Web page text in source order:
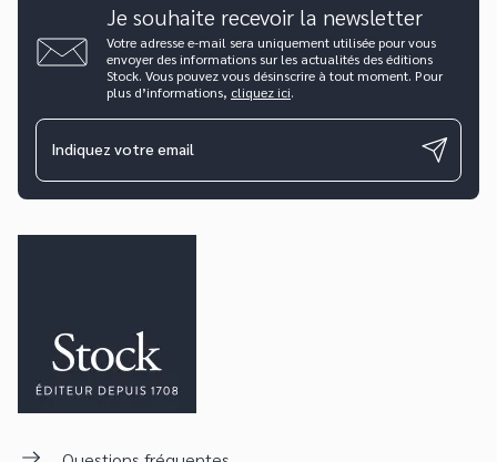
Je souhaite recevoir la newsletter
Votre adresse e-mail sera uniquement utilisée pour vous
envoyer des informations sur les actualités des éditions
Stock. Vous pouvez vous désinscrire à tout moment. Pour
plus d’informations, cliquez ici.
Indiquez votre email